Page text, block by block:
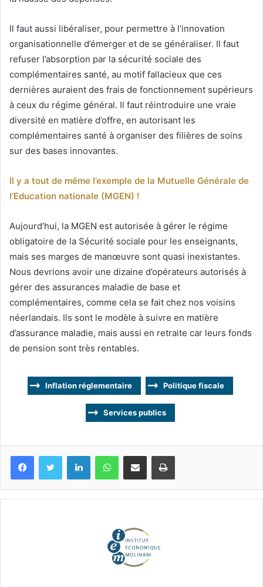
Il faut aussi libéraliser, pour permettre à l’innovation
organisationnelle d’émerger et de se généraliser. Il faut
refuser l’absorption par la sécurité sociale des
complémentaires santé, au motif fallacieux que ces
dernières auraient des frais de fonctionnement supérieurs
à ceux du régime général. Il faut réintroduire une vraie
diversité en matière d’offre, en autorisant les
complémentaires santé à organiser des filières de soins
sur des bases innovantes.
Il y a tout de même l’exemple de la Mutuelle Générale de
l’Education nationale (MGEN) !
Aujourd’hui, la MGEN est autorisée à gérer le régime
obligatoire de la Sécurité sociale pour les enseignants,
mais ses marges de manœuvre sont quasi inexistantes.
Nous devrions avoir une dizaine d’opérateurs autorisés à
gérer des assurances maladie de base et
complémentaires, comme cela se fait chez nos voisins
néerlandais. Ils sont le modèle à suivre en matière
d’assurance maladie, mais aussi en retraite car leurs fonds
de pension sont très rentables.
Inflation réglementaire Politique fiscale
Services publics
FacebookTwitter LinkedinWhatsApp
Partagez par mail Imprimez